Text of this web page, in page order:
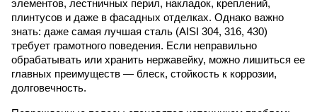
элементов, лестничных перил, накладок, креплений,
плинтусов и даже в фасадных отделках. Однако важно
знать: даже самая лучшая сталь (AISI 304, 316, 430)
требует грамотного поведения. Если неправильно
обрабатывать или хранить нержавейку, можно лишиться ее
главных преимуществ — блеск, стойкость к коррозии,
долговечность.